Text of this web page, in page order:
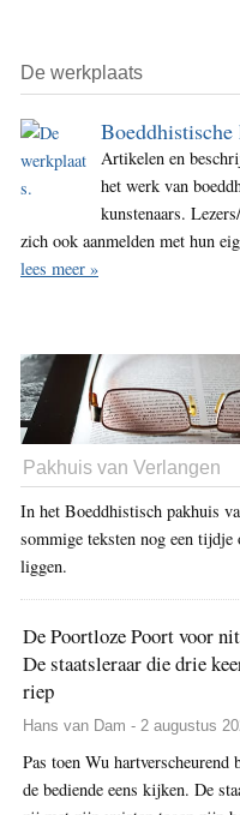
De werkplaats
Boeddhistische
Artikelen en
het werk van
kunstenaars.
zich ook aanmelden met hun
lees meer »
Pakhuis van Verlangen
In het Boeddhistisch pakhuis
sommige teksten nog een tijdje
liggen.
De Poortloze Poort voor
De staatsleraar die drie
riep
Hans van Dam - 2 augustus
Pas toen Wu hartverscheurend
de bediende eens kijken. De